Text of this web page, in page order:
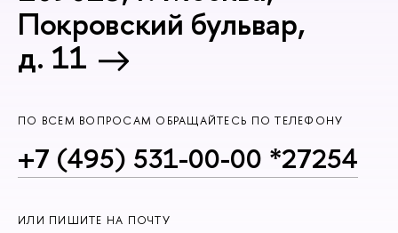
Покровский бульвар,
д. 11
ПО ВСЕМ ВОПРОСАМ ОБРАЩАЙТЕСЬ ПО ТЕЛЕФОНУ
+7 (495) 531-00-00 *27254
ИЛИ ПИШИТЕ НА ПОЧТУ